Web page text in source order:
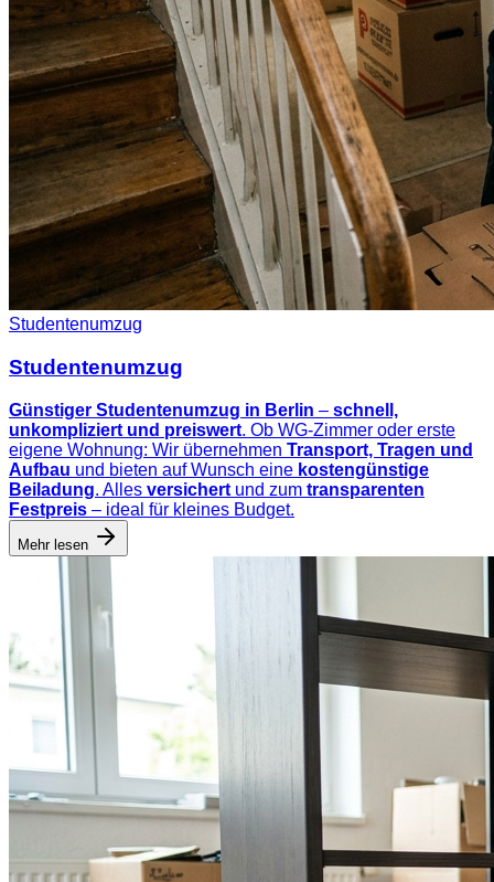
Studentenumzug
Studentenumzug
Günstiger Studentenumzug in Berlin – schnell,
unkompliziert und preiswert. Ob WG-Zimmer oder erste
eigene Wohnung: Wir übernehmen Transport, Tragen und
Aufbau und bieten auf Wunsch eine kostengünstige
Beiladung. Alles versichert und zum transparenten
Festpreis – ideal für kleines Budget.
Mehr lesen